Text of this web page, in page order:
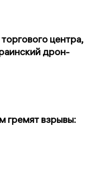
центра,
дрон-
гремят взрывы: